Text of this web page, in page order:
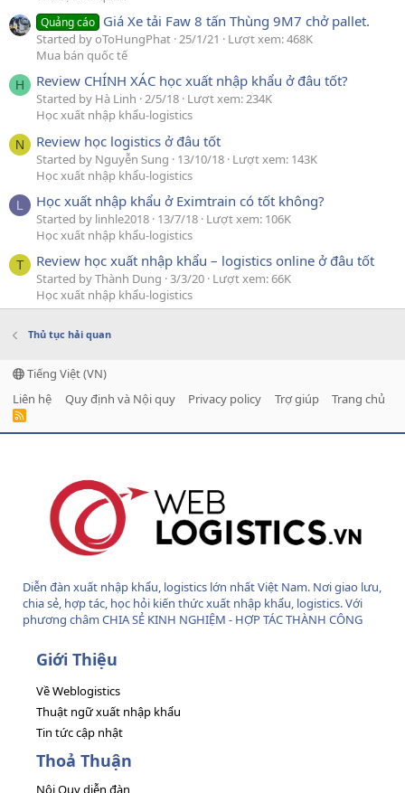
Quảng cáo Giá Xe tải Faw 8 tấn Thùng 9M7 chở pallet.
Started by oToHungPhat 25/1/21
Lượt xem: 468K
Mua bán quốc tế
H Review CHÍNH XÁC học xuất nhập khẩu ở đâu tốt?
Started by Hà Linh 2/5/18 Lượt xem: 234K
Học xuất nhập khẩu-logistics
N Review học logistics ở đâu tốt
Started by Nguyễn Sung 13/10/18 Lượt xem: 143K
Học xuất nhập khẩu-logistics
L Học xuất nhập khẩu ở Eximtrain có tốt không?
Started by linhle2018 13/7/18 Lượt xem: 106K
Học xuất nhập khẩu-logistics
T Review học xuất nhập khẩu – logistics online ở đâu tốt
Started by Thành Dung 3/3/20 Lượt xem: 66K
Học xuất nhập khẩu-logistics
Thủ tục hải quan
Tiếng Việt (VN)
Liên hệ
Quy định và Nội quy Privacy policy Trợ giúp Trang chủ
R
Diễn đàn xuất nhập khẩu, logistics lớn nhất Việt Nam. Nơi giao lưu,
chia sẻ, hợp tác, học hỏi kiến thức xuất nhập khẩu, logistics. Với
phương châm CHIA SẺ KINH NGHIỆM - HỢP TÁC THÀNH CÔNG
Giới Thiệu
Về Weblogistics
Thuật ngữ xuất nhập khẩu
Tin tức cập nhật
Thoả Thuận
Nội Quy diễn đàn